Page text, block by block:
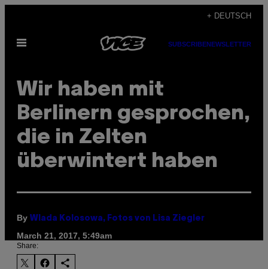
content
+ DEUTSCH
Open
SUBSCRIBENEWSLETTER
Wir haben mit
Berlinern gesprochen,
die in Zelten
überwintert haben
By Wlada Kolosowa, Fotos von Lisa Ziegler
March 21, 2017, 5:49am
Share: